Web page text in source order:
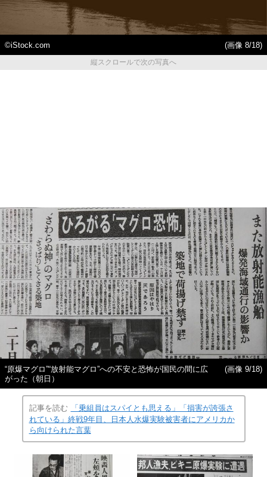
©iStock.com
(画像 8/18)
縦スクロールで次の写真へ
“原爆マグロ”“放射能マグロ”への不安と恐怖が国民の間に広
がった（朝日）
(画像 9/18)
記事を読む
「乗組員はスパイとも思える」「損害が誇張さ
れている」終戦9年目、日本人水爆実験被害者にアメリカか
ら向けられた言葉